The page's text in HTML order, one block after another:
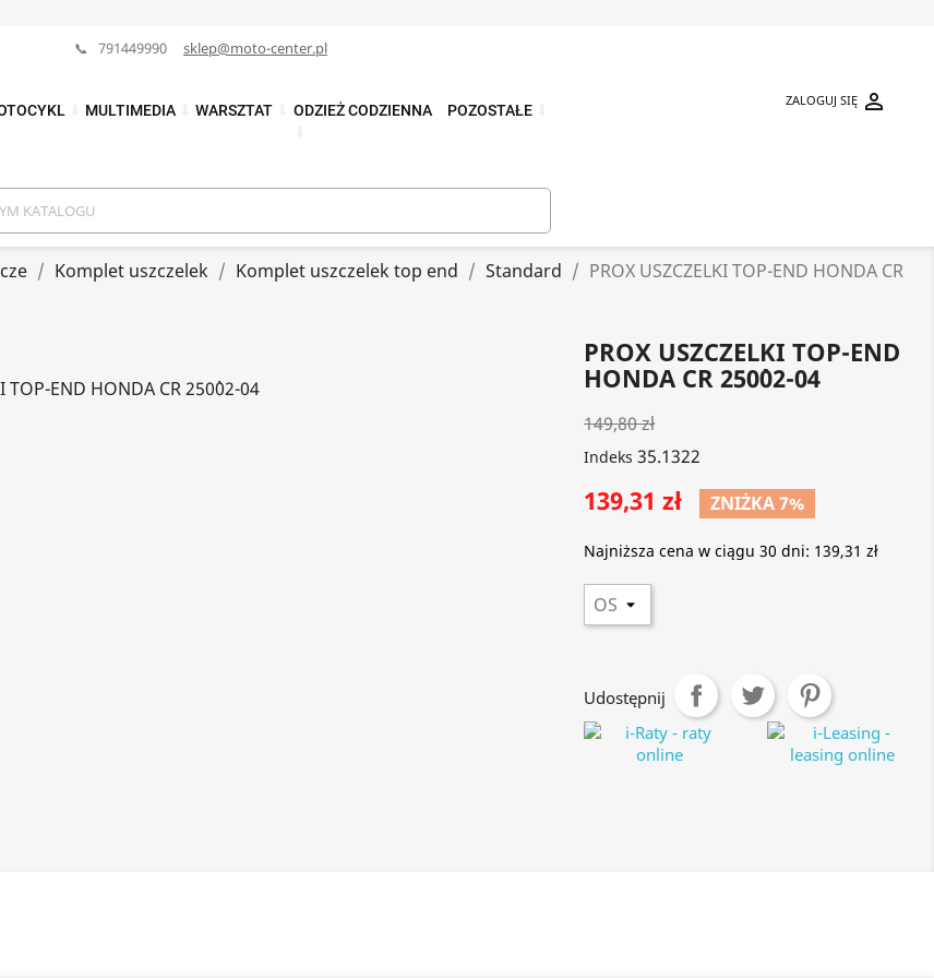
📞 791449990 sklep@moto-center.pl
MULTIMEDIA WARSZTAT
ODZIEŻ CODZIENNA
POZOSTAŁE


ZALOGUJ SIĘ
Komplet uszczelek Komplet uszczelek top end Standard
PROX USZCZELKI TOP-END HONDA CR
TOP-END HONDA CR 250`02-04
PROX USZCZELKI TOP-END
HONDA CR 250`02-04
149,80 zł
Indeks 35.1322
139,31 zł ZNIŻKA 7%
Najniższa cena w ciągu 30 dni: 139,31 zł
Udostępnij